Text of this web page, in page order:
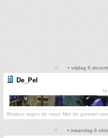
• vrijdag 6
De_Pel
Is
Bestuur tegen de muur. Met de groeten
• maandag 6